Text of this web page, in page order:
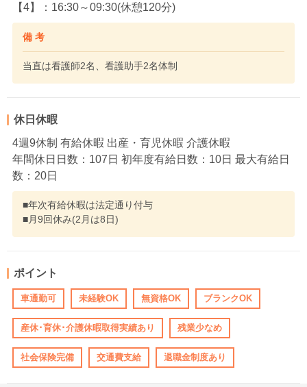
【4】：16:30～09:30(休憩120分)
備 考
当直は看護師2名、看護助手2名体制
休日休暇
4週9休制 有給休暇 出産・育児休暇 介護休暇
年間休日日数：107日 初年度有給日数：10日 最大有給日
数：20日
■年次有給休暇は法定通り付与
■月9回休み(2月は8日)
ポイント
車通勤可 未経験OK 無資格OK ブランクOK
産休･育休･介護休暇取得実績あり 残業少なめ
社会保険完備 交通費支給 退職金制度あり